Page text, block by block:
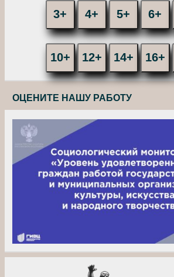
3+ 4+ 5+ 6+
10+ 12+ 14+ 16+
ОЦЕНИТЕ НАШУ РАБОТУ